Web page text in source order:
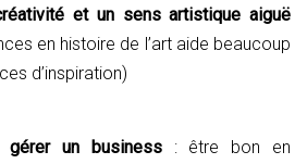
et un sens artistique aiguë
en histoire de l’art aide beaucoup
d’inspiration)
un business : être bon en